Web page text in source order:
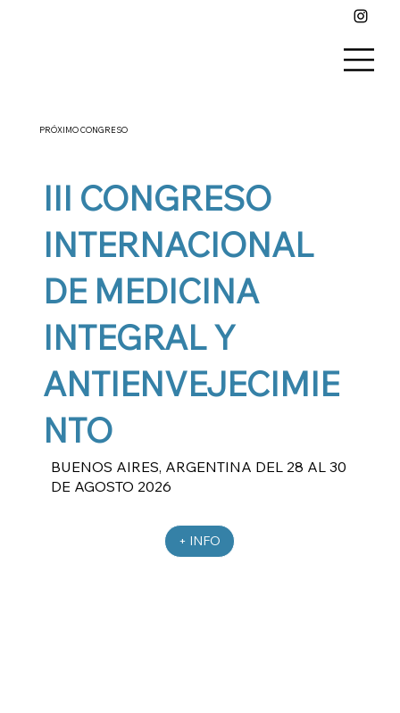
PRÓXIMO CONGRESO
III CONGRESO
INTERNACIONAL
DE MEDICINA
INTEGRAL Y
ANTIENVEJECIMIE
NTO
BUENOS AIRES, ARGENTINA DEL 28 AL 30
DE AGOSTO 2026
+ INFO